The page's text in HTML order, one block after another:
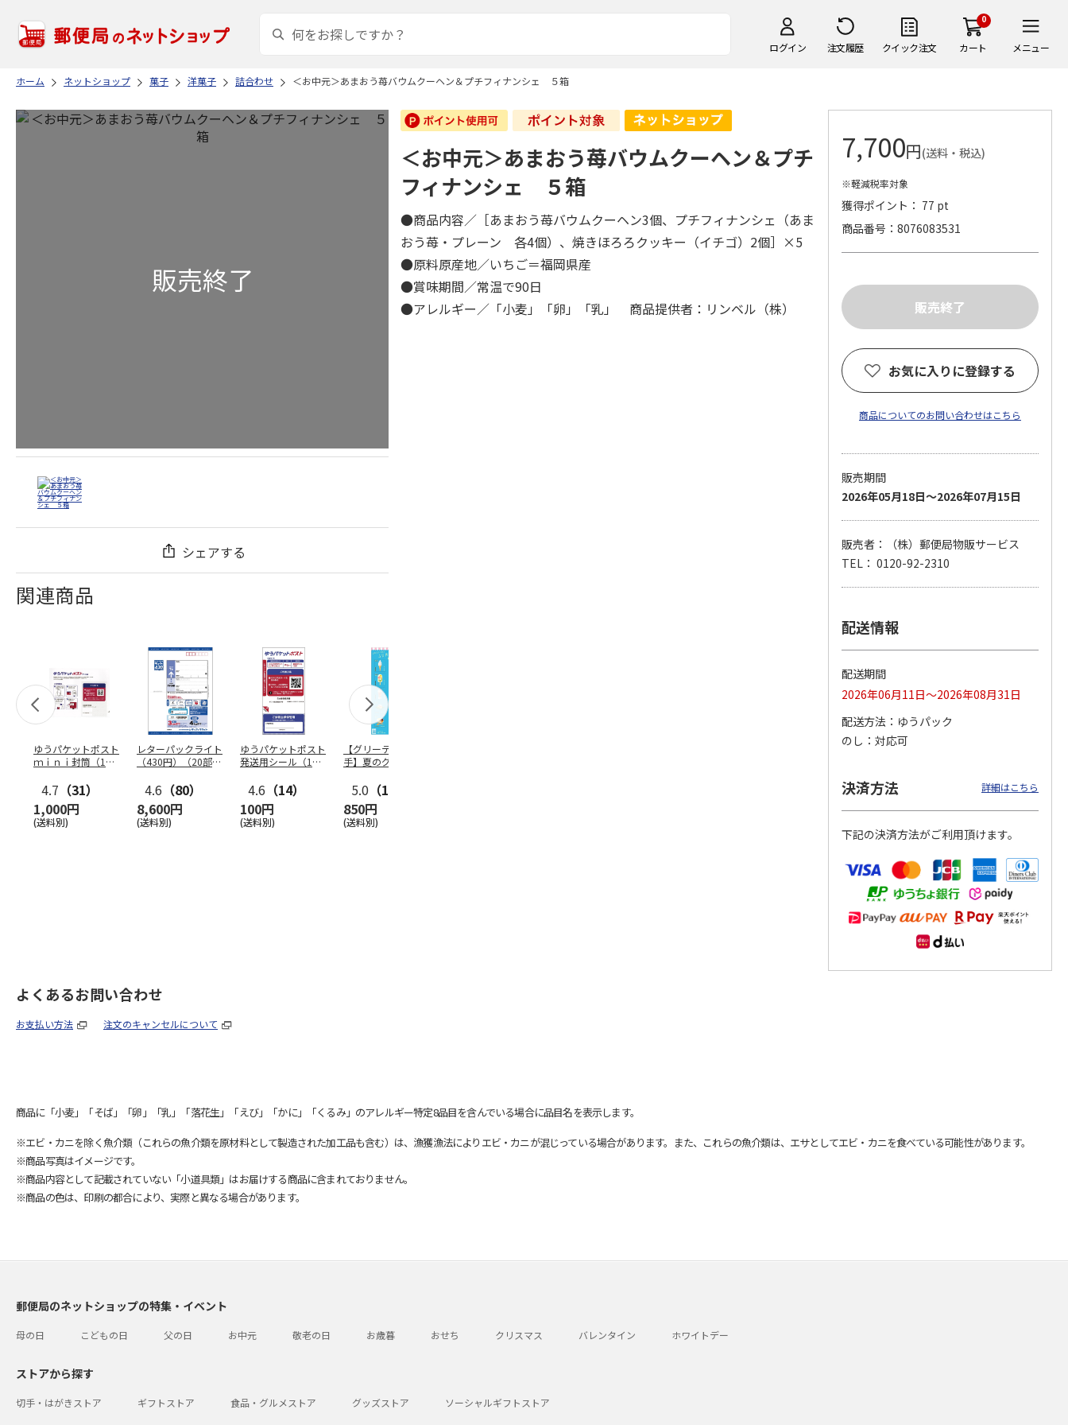
ログイン 注文履歴 クイック注文
0
カート メニュー
ホーム ネットショップ 菓子 洋菓子 詰合わせ ＜お中元＞あまおう苺バウムクーヘン＆プチフィナンシェ ５箱
シェアする
関連商品
ゆうパケットポスト
ｍｉｎｉ封筒（1個
4.7 （31）
1,000円
(送料別)
レターパックライト
（430円）（20部セ
4.6 （80）
8,600円
(送料別)
ゆうパケットポスト
発送用シール（1個
4.6 （14）
100円
(送料別)
【グリーティング切
手】夏のグリーティ
5.0 （10）
850円
(送料別)
【グリーティング切
円…
4.8（11）
5,500円
4.6（7）
11,000円
＜お中元＞あまおう苺バウムクーヘン＆プチ
フィナンシェ ５箱
●商品内容／［あまおう苺バウムクーヘン3個、プチフィナンシェ（あま
おう苺・プレーン 各4個）、焼きほろろクッキー（イチゴ）2個］×5
●原料原産地／いちご＝福岡県産
●賞味期間／常温で90日
●アレルギー／「小麦」「卵」「乳」 商品提供者：リンベル（株）
7,700円(送料・税込)
※軽減税率対象
獲得ポイント： 77 pt
商品番号
8076083531
お気に入りに登録する
商品についてのお問い合わせはこちら
販売期間
2026年05月18日～2026年07月15日
販売者：（株）郵便局物販サービス
TEL： 0120-92-2310
配送情報
配送期間
2026年06月11日～2026年08月31日
配送方法
ゆうパック
のし
対応可
決済方法 詳細はこちら
下記の決済方法がご利用頂けます。
よくあるお問い合わせ
お支払い方法 注文のキャンセルについて
商品に「小麦」「そば」「卵」「乳」「落花生」「えび」「かに」「くるみ」のアレルギー特定8品目を含んでいる場合に品目名を表示します。
※エビ・カニを除く魚介類（これらの魚介類を原材料として製造された加工品も含む）は、漁獲漁法によりエビ・カニが混じっている場合があります。また、これらの魚介類は、エサとしてエビ・カニを食べている可能性があります。
※商品写真はイメージです。
※商品内容として記載されていない「小道具類」はお届けする商品に含まれておりません。
※商品の色は、印刷の都合により、実際と異なる場合があります。
郵便局のネットショップの特集・イベント
母の日 こどもの日 父の日 お中元 敬老の日 お歳暮 おせち クリスマス バレンタイン ホワイトデー
ストアから探す
切手・はがきストア ギフトストア 食品・グルメストア グッズストア ソーシャルギフトストア